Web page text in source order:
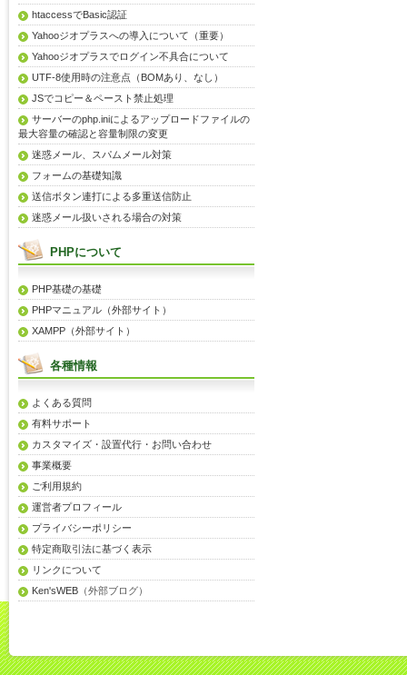
htaccessでBasic認証
Yahooジオプラスへの導入について（重要）
Yahooジオプラスでログイン不具合について
UTF-8使用時の注意点（BOMあり、なし）
JSでコピー＆ペースト禁止処理
サーバーのphp.iniによるアップロードファイルの
最大容量の確認と容量制限の変更
迷惑メール、スパムメール対策
フォームの基礎知識
送信ボタン連打による多重送信防止
迷惑メール扱いされる場合の対策
PHPについて
PHP基礎の基礎
PHPマニュアル（外部サイト）
XAMPP（外部サイト）
各種情報
よくある質問
有料サポート
カスタマイズ・設置代行・お問い合わせ
事業概要
ご利用規約
運営者プロフィール
プライバシーポリシー
特定商取引法に基づく表示
リンクについて
Ken'sWEB （外部ブログ）